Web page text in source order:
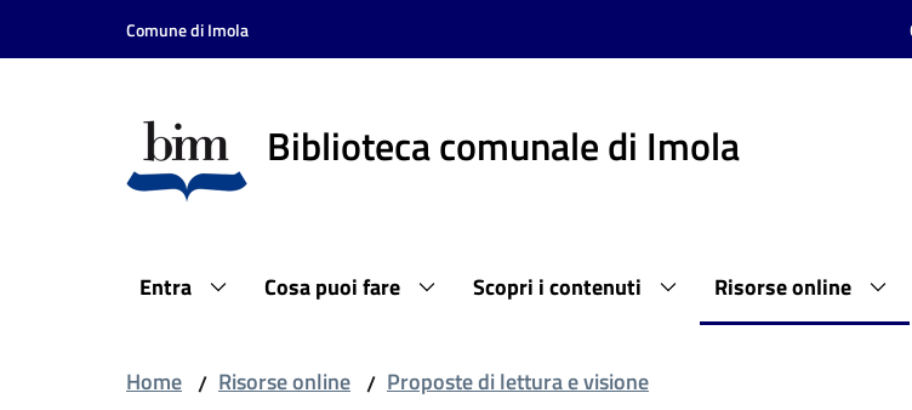
Vai al contenuto
Vai alla navigazione
Comune di Imola
Biblioteca comunale di Imola
Entra Cosa puoi fare Scopri i contenuti Risorse online
Home / Risorse online / Proposte di lettura e visione